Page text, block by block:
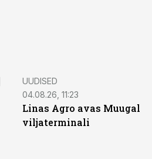
UUDISED
04.08.26, 11:23
Linas Agro avas Muugal
viljaterminali